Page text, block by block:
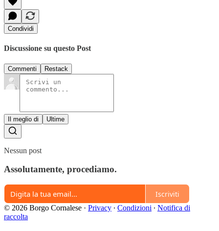
Condividi
Discussione su questo Post
Commenti Restack
Il meglio di Ultime
Nessun post
Assolutamente, procediamo.
Iscriviti
© 2026 Borgo Cornalese · Privacy ∙ Condizioni ∙ Notifica di
raccolta